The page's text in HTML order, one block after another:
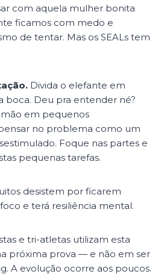
com aquela mulher bonita
ficamos com medo e
de tentar. Mas os SEALs tem
Divida o elefante em
boca. Deu pra entender né?
em pequenos
no problema como um
Foque nas partes e
pequenas tarefas.
desistem por ficarem
e terá resiliência mental.
e tri-atletas utilizam esta
próxima prova — e não em ser
A evolução ocorre aos poucos.